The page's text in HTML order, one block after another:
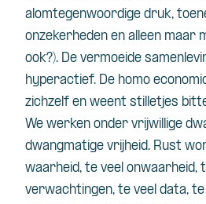
alomtegenwoordige druk,
onzekerheden en alleen maar
ook?). De vermoeide
hyperactief. De homo
zichzelf en weent stilletjes
We werken onder vrijwillige
dwangmatige vrijheid. Rust
waarheid, te veel onwaarheid,
verwachtingen, te veel data, te